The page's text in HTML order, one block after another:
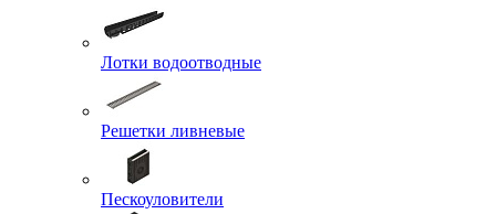
Лотки водоотводные
Решетки ливневые
Пескоуловители